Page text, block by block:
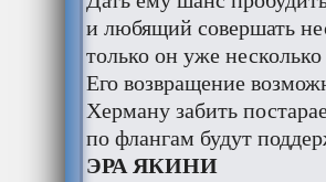
и любящий совершать
только он уже
Его возвращение
Херману забить
по флангам будут
ЭРА ЯКИНИ